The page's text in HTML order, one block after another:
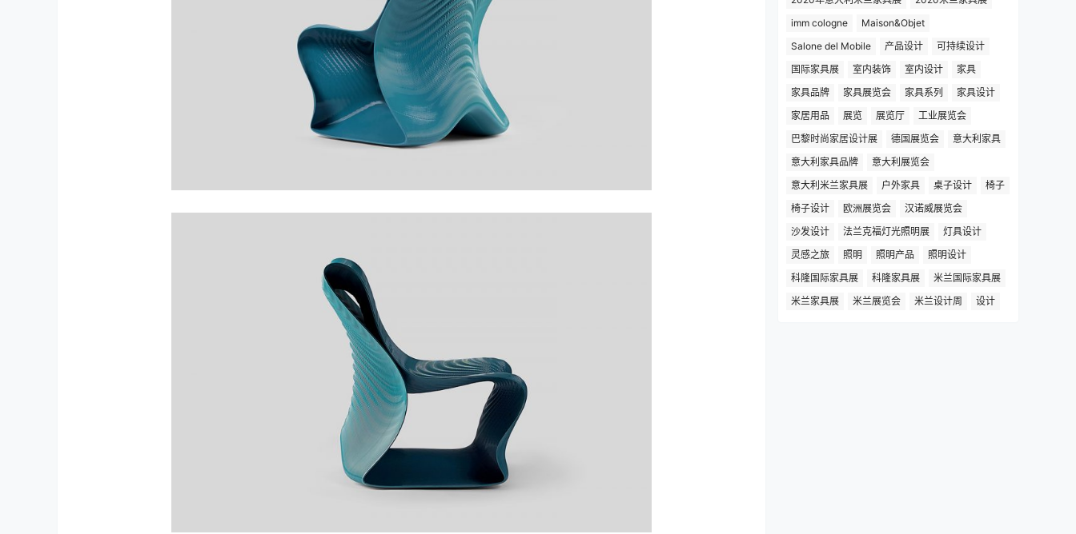
imm cologne
Maison&Objet
Salone del Mobile
产品设计
可持续设计
国际家具展
室内装饰 室内设计
家具
家具品牌
家具展览会 家具系列
家具设计
家居用品
展览 展览厅
工业展览会
巴黎时尚家居设计展
德国展览会
意大利家具
意大利家具品牌
意大利展览会
意大利米兰家具展
户外家具 桌子设计
椅子
椅子设计
欧洲展览会
汉诺威展览会
沙发设计
法兰克福灯光照明展
灯具设计
灵感之旅
照明 照明产品
照明设计
科隆国际家具展
科隆家具展
米兰国际家具展
米兰家具展
米兰展览会 米兰设计周 设计